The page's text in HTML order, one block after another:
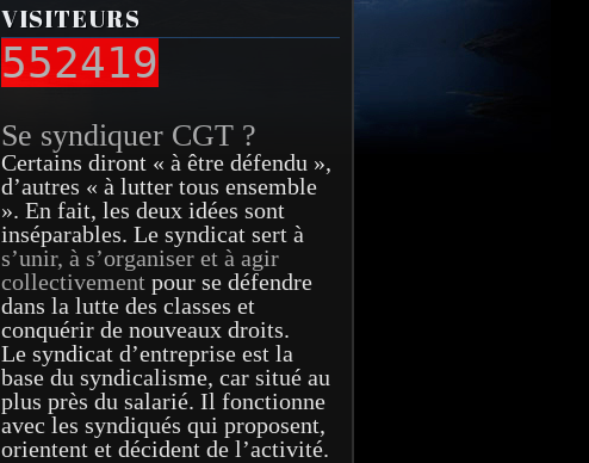
VISITEURS
552419
Se syndiquer CGT ?
Certains diront « à être défendu »,
d’autres « à lutter tous ensemble
». En fait, les deux idées sont
inséparables. Le syndicat sert à
s’unir, à s’organiser et à agir
collectivement pour se défendre
dans la lutte des classes et
conquérir de nouveaux droits.
Le syndicat d’entreprise est la
base du syndicalisme, car situé au
plus près du salarié. Il fonctionne
avec les syndiqués qui proposent,
orientent et décident de l’activité.